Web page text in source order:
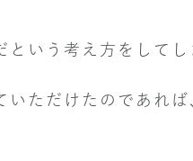
という考え方をしてし
ただけたのであれば